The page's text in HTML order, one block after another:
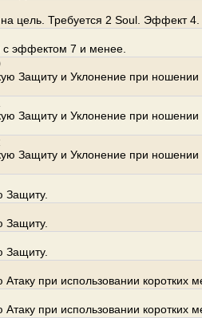
цель. Требуется 2 Soul. Эффект 4.
эффектом 7 и менее.
Защиту и Уклонение при ношении
Защиту и Уклонение при ношении
Защиту и Уклонение при ношении
Защиту.
Защиту.
Защиту.
при использовании коротких
при использовании коротких